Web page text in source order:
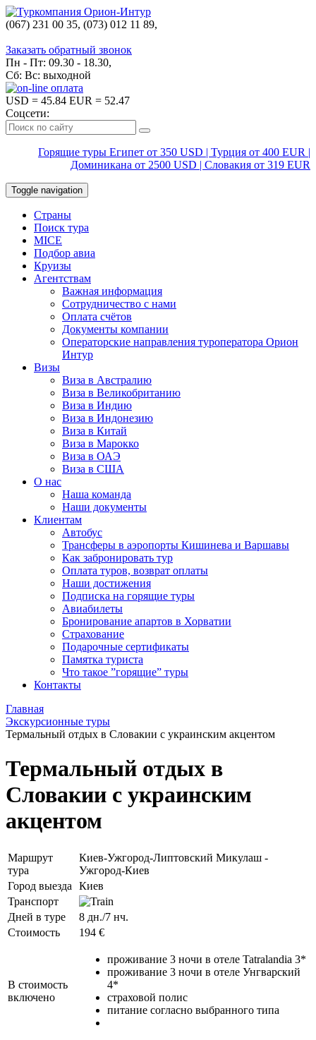
(067) 231 00 35, (073) 012 11 89,
Заказать обратный звонок
Пн - Пт: 09.30 - 18.30,
Сб: Вс: выходной
USD = 45.84 EUR = 52.47
Соцсети:
Горящие туры Египет от 350 USD | Турция от 400 EUR |
Доминикана от 2500 USD | Словакия от 319 EUR
Toggle navigation
Страны
Поиск тура
MICE
Подбор авиа
Круизы
Агентствам
Важная информация
Сотрудничество с нами
Оплата счётов
Документы компании
Операторские направления туроператора Орион
Интур
Визы
Виза в Австралию
Виза в Великобританию
Виза в Индию
Виза в Индонезию
Виза в Китай
Виза в Марокко
Виза в ОАЭ
Виза в США
О нас
Наша команда
Наши документы
Клиентам
Автобус
Трансферы в аэропорты Кишинева и Варшавы
Как забронировать тур
Оплата туров, возврат оплаты
Наши достижения
Подписка на горящие туры
Авиабилеты
Бронирование апартов в Хорватии
Страхование
Подарочные сертификаты
Памятка туриста
Что такое ”горящие” туры
Контакты
Главная
Экскурсионные туры
Термальный отдых в Словакии с украинским акцентом
Термальный отдых в
Словакии с украинским
акцентом
Маршрут
тура
Киев-Ужгород-Липтовский Микулаш -
Ужгород-Киев
Город выезда
Киев
Транспорт
Дней в туре
8 дн./7 нч.
Стоимость
194 €
В стоимость
включено
проживание 3 ночи в отеле Tatralandia 3*
проживание 3 ночи в отеле Унгварский
4*
страховой полис
питание согласно выбранного типа